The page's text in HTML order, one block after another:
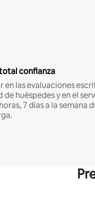
confianza
en las evaluaciones
de huéspedes y en el
7 días a la semana